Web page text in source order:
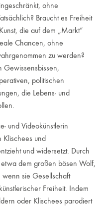
ohne
Braucht es Freiheit
die auf dem „Markt“
Chancen, ohne
zu werden?
Gewissensbissen,
politischen
die Lebens- und
und Videokünstlerin
Klischees und
und widersetzt. Durch
dem großen bösen Wolf,
sie Gesellschaft
Freiheit. Indem
oder Klischees parodiert